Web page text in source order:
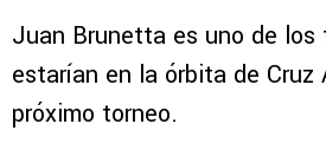
Juan Brunetta es uno de
estarían en la órbita de Cruz
próximo torneo.